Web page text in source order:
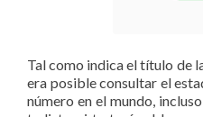
Tal como indica el título de
era posible consultar el
número en el mundo,